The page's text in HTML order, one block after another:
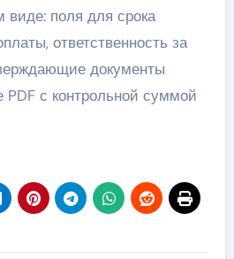
поля для срока
ответственность за
документы
PDF с контрольной суммой